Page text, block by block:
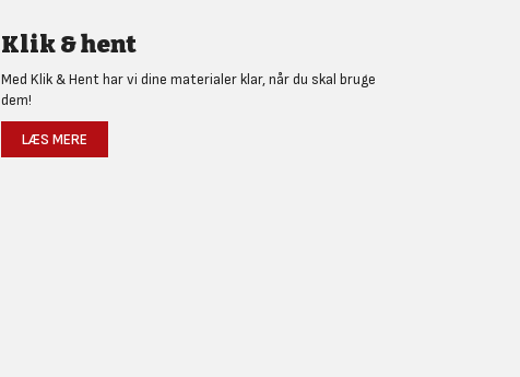
Klik & hent
Med Klik & Hent har vi dine materialer klar, når du skal bruge
dem!
LÆS MERE